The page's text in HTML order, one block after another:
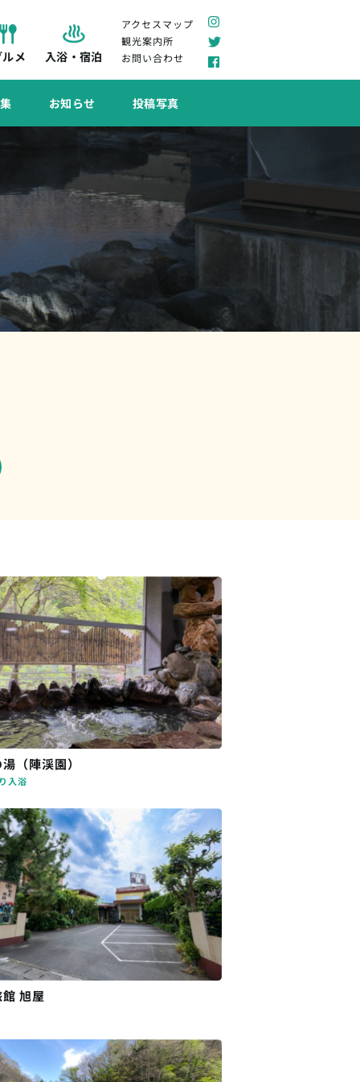
メ 入浴・宿泊
アクセスマップ
観光案内所
お問い合わせ
お知らせ 投稿写真
（陣渓園）
入浴
旭屋